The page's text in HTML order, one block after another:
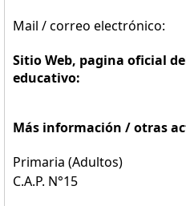
Mail / correo electrónico:
Sitio Web, pagina oficial
educativo:
Más información / otras
Primaria (Adultos)
C.A.P. N°15